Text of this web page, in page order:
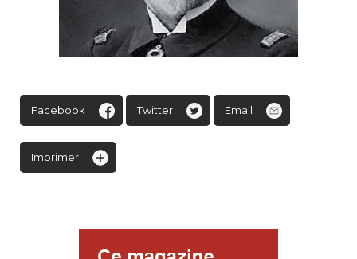
Facebook Twitter Email
Imprimer